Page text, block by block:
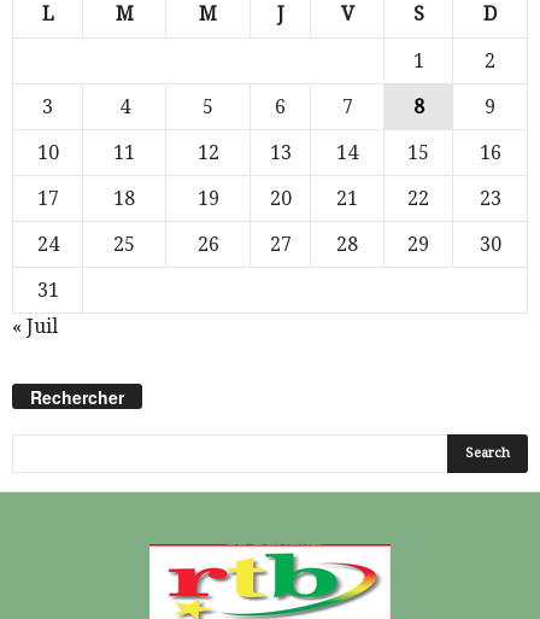
L M M J V S D
1
2
3
4 5 6 7 8
9
10
11 12 13 14 15
16
17
18 19 20 21 22
23
24
25 26 27 28 29
30
31
« Juil
Rechercher